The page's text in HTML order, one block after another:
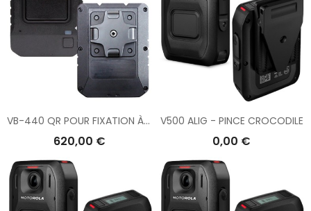
VB-440 QR POUR FIXATION À DÉGAGEMENT RAPIDE
620,00 €
V500 ALIG - PINCE CROCODILE
0,00 €